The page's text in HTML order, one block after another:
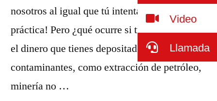
nosotros al igual que tú intentamos ponerlo en
práctica! Pero ¿qué ocurre si tu banco invierte
el dinero que tienes depositado en industrias
contaminantes, como extracción de petróleo,
minería no …
Video
Llamada